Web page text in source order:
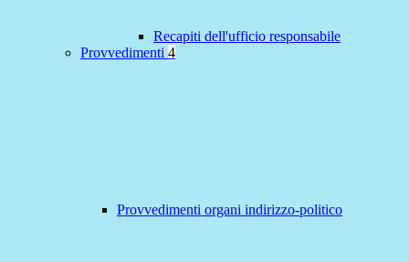
Recapiti dell'ufficio responsabile
Provvedimenti 4
Provvedimenti organi indirizzo-politico